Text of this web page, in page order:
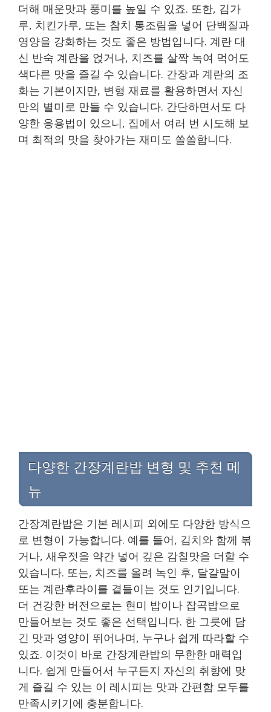
더해 매운맛과 풍미를 높일 수 있죠. 또한, 김가
루, 치킨가루, 또는 참치 통조림을 넣어 단백질과
영양을 강화하는 것도 좋은 방법입니다. 계란 대
신 반숙 계란을 얹거나, 치즈를 살짝 녹여 먹어도
색다른 맛을 즐길 수 있습니다. 간장과 계란의 조
화는 기본이지만, 변형 재료를 활용하면서 자신
만의 별미로 만들 수 있습니다. 간단하면서도 다
양한 응용법이 있으니, 집에서 여러 번 시도해 보
며 최적의 맛을 찾아가는 재미도 쏠쏠합니다.
다양한 간장계란밥 변형 및 추천 메
뉴
간장계란밥은 기본 레시피 외에도 다양한 방식으
로 변형이 가능합니다. 예를 들어, 김치와 함께 볶
거나, 새우젓을 약간 넣어 깊은 감칠맛을 더할 수
있습니다. 또는, 치즈를 올려 녹인 후, 달걀말이
또는 계란후라이를 곁들이는 것도 인기입니다.
더 건강한 버전으로는 현미 밥이나 잡곡밥으로
만들어보는 것도 좋은 선택입니다. 한 그릇에 담
긴 맛과 영양이 뛰어나며, 누구나 쉽게 따라할 수
있죠. 이것이 바로 간장계란밥의 무한한 매력입
니다. 쉽게 만들어서 누구든지 자신의 취향에 맞
게 즐길 수 있는 이 레시피는 맛과 간편함 모두를
만족시키기에 충분합니다.